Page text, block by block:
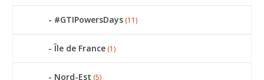
#GTIPowersDays (11)
Île de France (1)
Nord-Est (5)